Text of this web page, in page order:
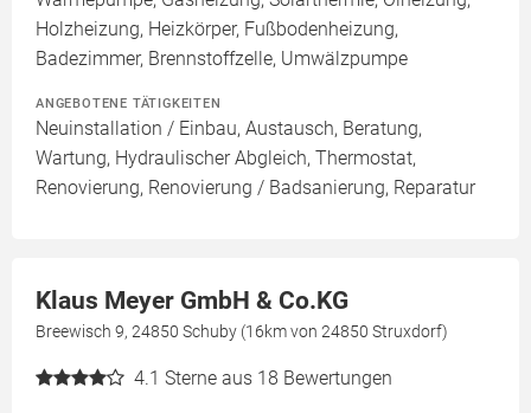
Holzheizung, Heizkörper, Fußbodenheizung,
Badezimmer, Brennstoffzelle, Umwälzpumpe
ANGEBOTENE TÄTIGKEITEN
Neuinstallation / Einbau, Austausch, Beratung,
Wartung, Hydraulischer Abgleich, Thermostat,
Renovierung, Renovierung / Badsanierung, Reparatur
Klaus Meyer GmbH & Co.KG
Breewisch 9, 24850 Schuby (16km von 24850 Struxdorf)
4.1 Sterne aus 18 Bewertungen